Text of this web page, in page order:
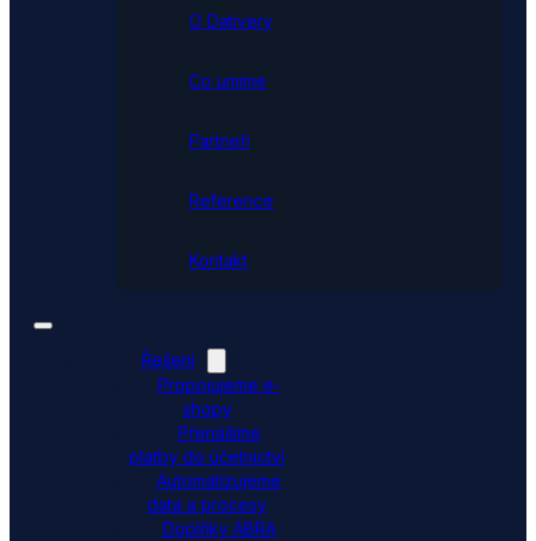
O Dativery
Co umíme
Partneři
Reference
Kontakt
Řešení
Propojujeme e-
shopy
Přenášíme
platby do účetnictví
Automatizujeme
data a procesy
Doplňky ABRA